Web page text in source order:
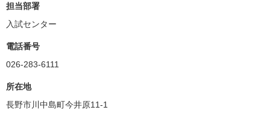
担当部署
入試センター
電話番号
026-283-6111
所在地
長野市川中島町今井原11-1